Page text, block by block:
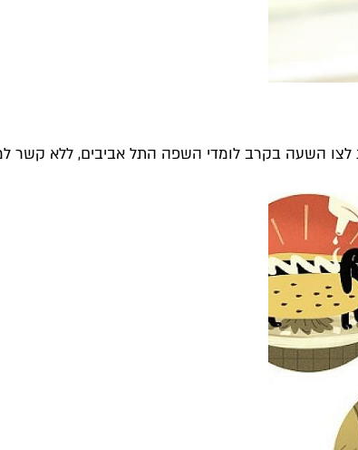
לצו השעה בקרב לומדי השפה התל אביבים, ללא קשר